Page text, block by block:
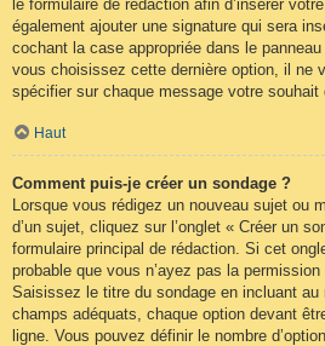
le formulaire de rédaction afin d’insérer
également ajouter une signature qui sera
cochant la case appropriée dans le
vous choisissez cette dernière option, il ne
spécifier sur chaque message votre souhait
Haut
Comment puis-je créer un sondage ?
Lorsque vous rédigez un nouveau sujet ou
d’un sujet, cliquez sur l’onglet « Créer un
formulaire principal de rédaction. Si cet
probable que vous n’ayez pas la permission
Saisissez le titre du sondage en incluant
champs adéquats, chaque option devant
ligne. Vous pouvez définir le nombre